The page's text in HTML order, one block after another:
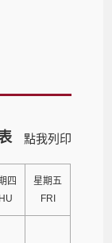
點我列印
四
星期五
FRI